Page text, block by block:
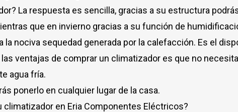
La respuesta es sencilla, gracias a su estructura
que en invierno gracias a su función de
nociva sequedad generada por la calefacción. Es el
ventajas de comprar un climatizador es que no
agua fría.
ponerlo en cualquier lugar de la casa.
climatizador en Eria Componentes Eléctricos?